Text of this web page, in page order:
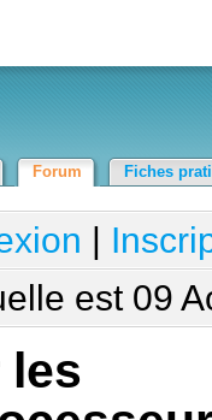
Forum Fiches
|
est 09
les